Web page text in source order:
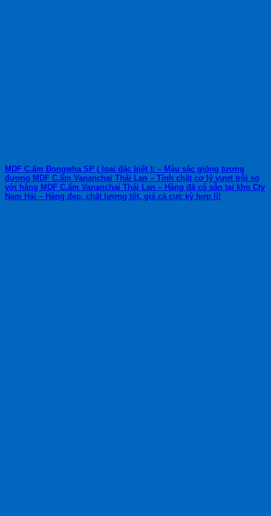
MDF C.ẩm Đongwha SP ( loại đặc biệt ): – Màu sắc giống tương
đương MDF C.ẩm Vananchai Thái Lan – Tính chất cơ lý vượt trội so
với hàng MDF C.ẩm Vananchai Thái Lan – Hàng đã có sẵn tại kho Cty
Nam Hải – Hàng đẹp, chất lượng tốt, giá cả cực kỳ hợp lí!